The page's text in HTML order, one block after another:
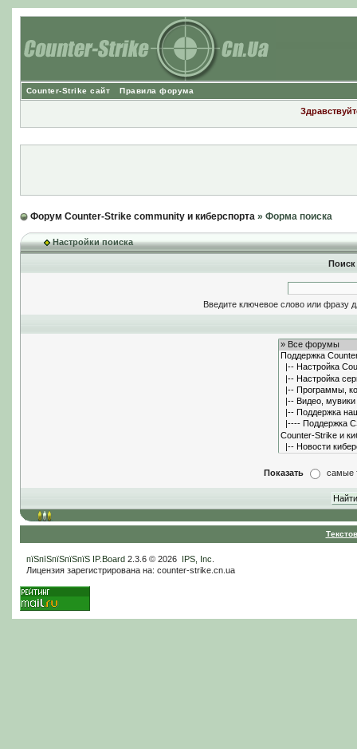
Counter-Strike сайт Правила форума
Форум Counter-Strike community и киберспорта» Форма поиска
Настройки поиска
Введите ключевое слово или фразу
Показать самые
пїЅпїЅпїЅпїЅпїЅ IP.Board2.3.6 © 2026 IPS, Inc
Лицензия зарегистрирована на: counter-strike.cn.ua